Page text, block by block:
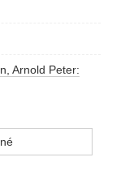
Arnold Peter: